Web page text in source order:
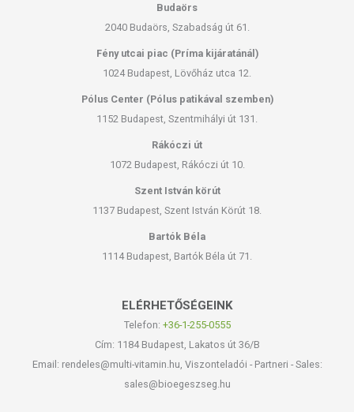
Budaörs
2040 Budaörs, Szabadság út 61.
Fény utcai piac (Príma kijáratánál)
1024 Budapest, Lövőház utca 12.
Pólus Center (Pólus patikával szemben)
1152 Budapest, Szentmihályi út 131.
Rákóczi út
1072 Budapest, Rákóczi út 10.
Szent István körút
1137 Budapest, Szent István Körút 18.
Bartók Béla
1114 Budapest, Bartók Béla út 71.
ELÉRHETŐSÉGEINK
Telefon: +36-1-255-0555
Cím: 1184 Budapest, Lakatos út 36/B
Email: rendeles@multi-vitamin.hu, Viszonteladói - Partneri - Sales:
sales@bioegeszseg.hu